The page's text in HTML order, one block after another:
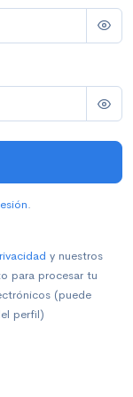
.
y nuestros
para procesar tu
(puede
perfil)